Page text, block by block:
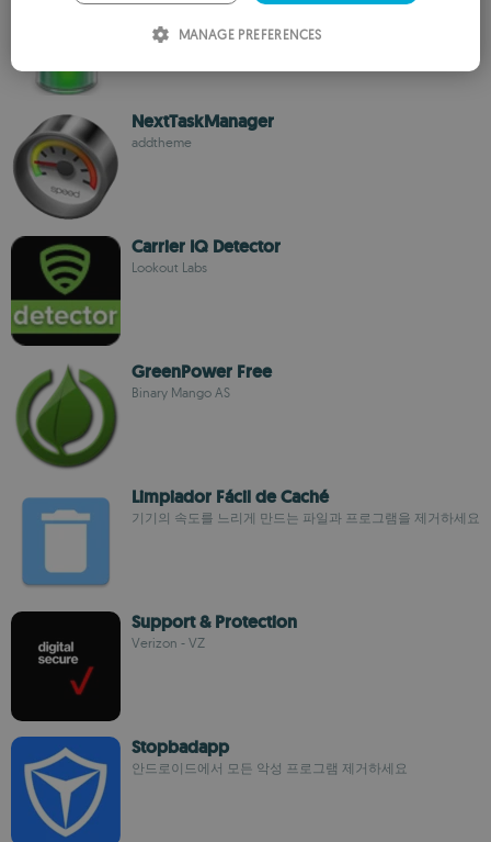
NextTaskManager
addtheme
Carrier IQ Detector
Lookout Labs
GreenPower Free
Binary Mango AS
Limpiador Fácil de Caché
기기의 속도를 느리게 만드는 파일과 프로그램을 제거하세요
Support & Protection
Verizon - VZ
Stopbadapp
안드로이드에서 모든 악성 프로그램 제거하세요
MANAGE PREFERENCES